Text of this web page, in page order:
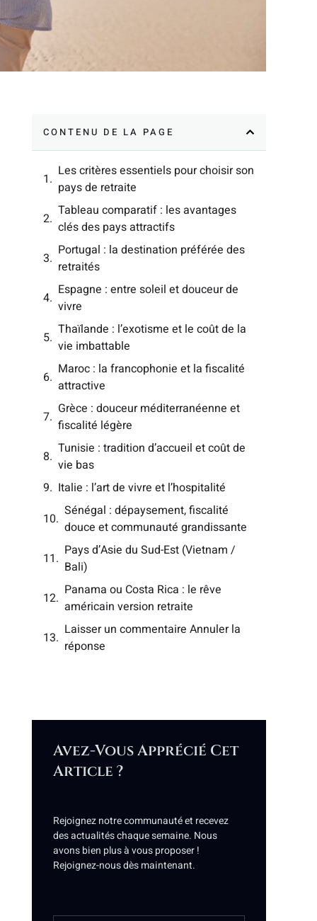
CONTENU DE LA PAGE
Les critères essentiels pour choisir son
pays de retraite
Tableau comparatif : les avantages
clés des pays attractifs
Portugal : la destination préférée des
retraités
Espagne : entre soleil et douceur de
vivre
Thaïlande : l’exotisme et le coût de la
vie imbattable
Maroc : la francophonie et la fiscalité
attractive
Grèce : douceur méditerranéenne et
fiscalité légère
Tunisie : tradition d’accueil et coût de
vie bas
Italie : l’art de vivre et l’hospitalité
Sénégal : dépaysement, fiscalité
douce et communauté grandissante
Pays d’Asie du Sud-Est (Vietnam /
Bali)
Panama ou Costa Rica : le rêve
américain version retraite
Laisser un commentaire Annuler la
réponse
Avez-Vous Apprécié Cet
Article ?
Rejoignez notre communauté et recevez
des actualités chaque semaine. Nous
avons bien plus à vous proposer !
Rejoignez-nous dès maintenant.